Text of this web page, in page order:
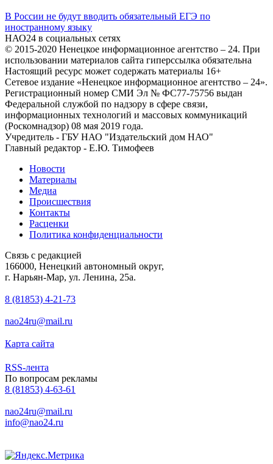
В России не будут вводить обязательный ЕГЭ по
иностранному языку
НАО24 в социальных сетях
© 2015-2020 Ненецкое информационное агентство – 24. При
использовании материалов сайта гиперссылка обязательна
Настоящий ресурс может содержать материалы 16+
Сетевое издание «Ненецкое информационное агентство – 24».
Регистрационный номер СМИ Эл № ФС77-75756 выдан
Федеральной службой по надзору в сфере связи,
информационных технологий и массовых коммуникаций
(Роскомнадзор) 08 мая 2019 года.
Учредитель - ГБУ НАО "Издательский дом НАО"
Главный редактор - Е.Ю. Тимофеев
Новости
Материалы
Медиа
Происшествия
Контакты
Расценки
Политика конфиденциальности
Связь с редакцией
166000, Ненецкий автономный округ,
г. Нарьян-Мар, ул. Ленина, 25а.
8 (81853) 4-21-73
nao24ru@mail.ru
Карта сайта
RSS-лента
По вопросам рекламы
8 (81853) 4-63-61
nao24ru@mail.ru
info@nao24.ru